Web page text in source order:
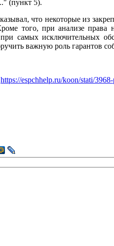
(пункт 5).
что некоторые из
того, при анализе права
самых исключительных
важную роль гарантов
https://espchhelp.ru/koon/stati/